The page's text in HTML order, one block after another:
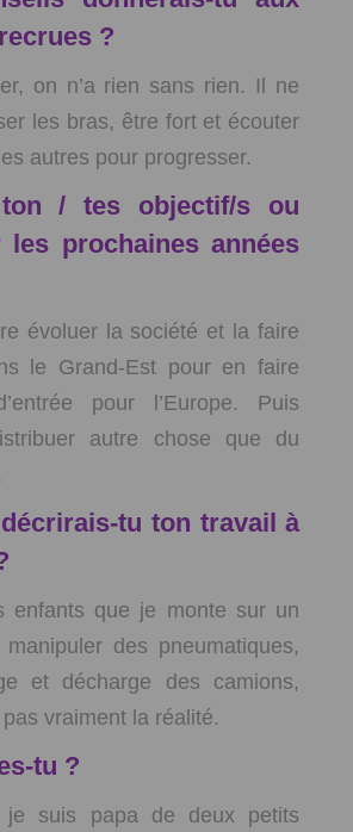
?
on n’a rien sans rien. Il ne
les bras, être fort et écouter
autres pour progresser.
/ tes objectif/s ou
les prochaines années
évoluer la société et la faire
le Grand-Est pour en faire
pour l’Europe. Puis
autre chose que du
tu ton travail à
enfants que je monte sur un
des pneumatiques,
et décharge des camions,
pas vraiment la réalité.
tu ?
je suis papa de deux petits